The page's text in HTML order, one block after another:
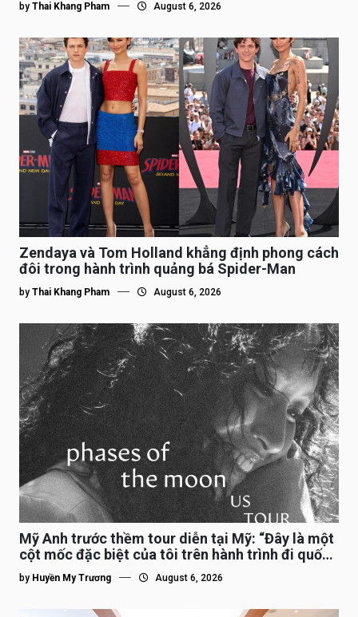
by Thai Khang Pham August 6, 2026
Zendaya và Tom Holland khẳng định phong cách
đôi trong hành trình quảng bá Spider-Man
by Thai Khang Pham August 6, 2026
Mỹ Anh trước thềm tour diễn tại Mỹ: “Đây là một
cột mốc đặc biệt của tôi trên hành trình đi quốc
tế”
by Huyền My Trương August 6, 2026